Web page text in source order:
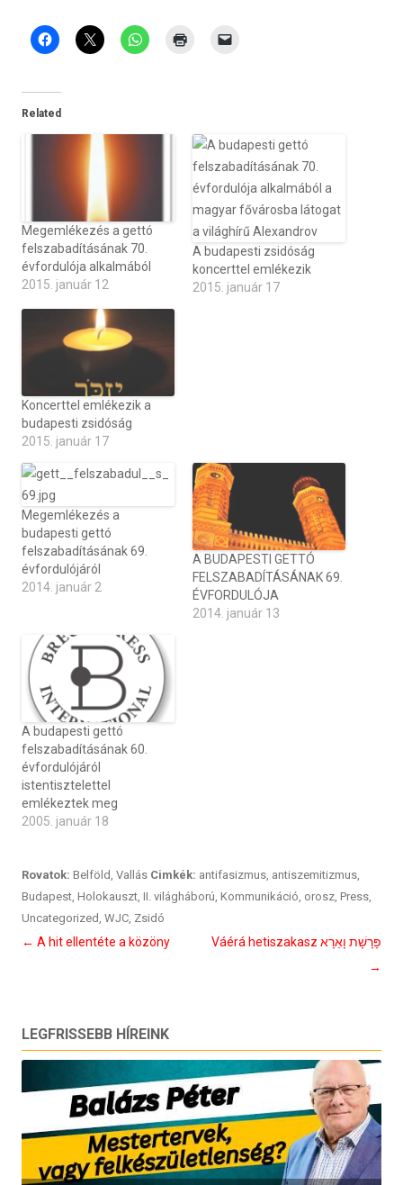
Related
Megemlékezés a gettó
felszabadításának 70.
évfordulója alkalmából
2015. január 12
A budapesti zsidóság
koncerttel emlékezik
2015. január 17
Koncerttel emlékezik a
budapesti zsidóság
2015. január 17
Megemlékezés a
budapesti gettó
felszabadításának 69.
évfordulójáról
2014. január 2
A BUDAPESTI GETTÓ
FELSZABADÍTÁSÁNAK 69.
ÉVFORDULÓJA
2014. január 13
A budapesti gettó
felszabadításának 60.
évfordulójáról
istentisztelettel
emlékeztek meg
2005. január 18
Rovatok: Belföld, Vallás Cimkék: antifasizmus, antiszemitizmus,
Budapest, Holokauszt, II. világháború, Kommunikáció, orosz, Press,
Uncategorized, WJC, Zsidó
Bejegyzés
← A hit ellentéte a közöny
Váérá hetiszakasz פָּרָשָׁת וָאֵרָא
→
LEGFRISSEBB HÍREINK